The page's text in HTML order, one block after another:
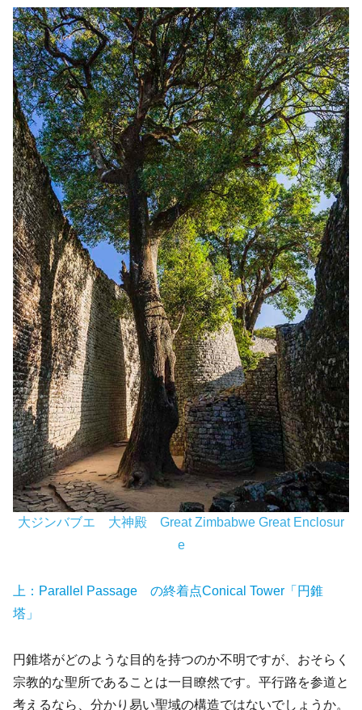
大ジンバブエ 大神殿 Great Zimbabwe Great Enclosur
e
上：Parallel Passage の終着点Conical Tower「円錐
塔」
円錐塔がどのような目的を持つのか不明ですが、おそらく
宗教的な聖所であることは一目瞭然です。平行路を参道と
考えるなら、分かり易い聖域の構造ではないでしょうか。